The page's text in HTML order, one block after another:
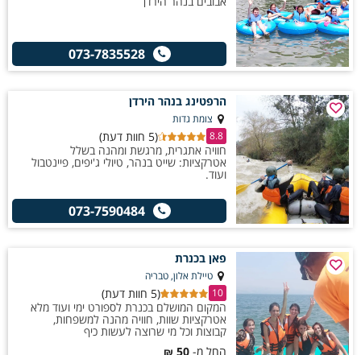
073-7835528
הרפטינג בנהר הירדן
צומת גדות
8.8
(5 חוות דעת)
חוויה אתגרית, מרגשת ומהנה בשלל
אטרקציות: שייט בנהר, טיולי ג'יפים, פיינטבול
ועוד.
073-7590484
פאן בכנרת
טיילת אלון, טבריה
10
(5 חוות דעת)
המקום המושלם בכנרת לספורט ימי ועוד מלא
אטרקציות שוות, חוויה מהנה למשפחות,
קבוצות וכל מי שרוצה לעשות כיף
החל מ- 50
₪